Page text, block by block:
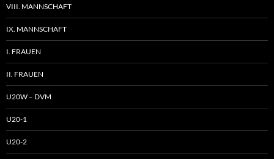
VIII. MANNSCHAFT
IX. MANNSCHAFT
I. FRAUEN
II. FRAUEN
U20W – DVM
U20-1
U20-2